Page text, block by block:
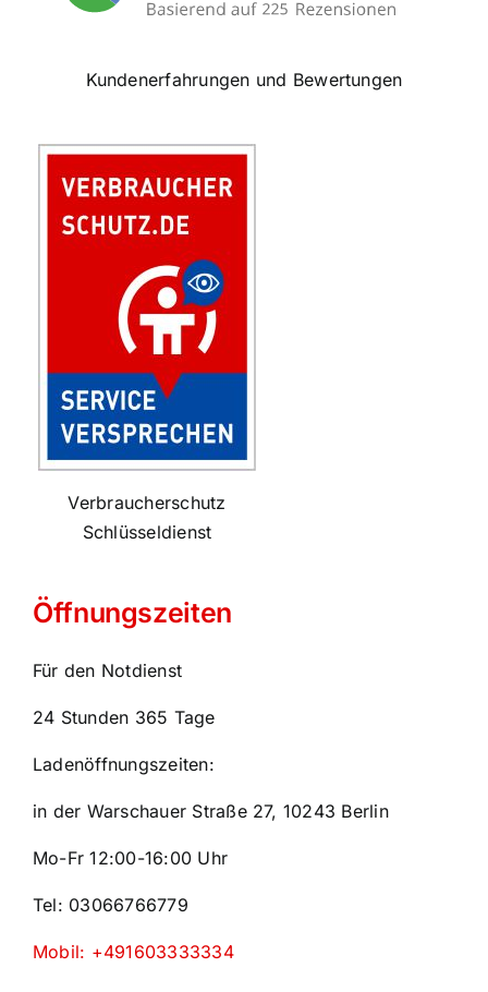
Kundenerfahrungen und Bewertungen
Verbraucherschutz
Schlüsseldienst
Öffnungszeiten
Für den Notdienst
24 Stunden 365 Tage
Ladenöffnungszeiten:
in der Warschauer Straße 27, 10243 Berlin
Mo-Fr 12:00-16:00 Uhr
Tel: 03066766779
Mobil: +491603333334